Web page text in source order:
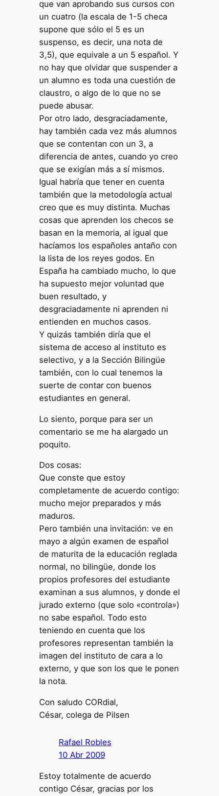
que van aprobando sus cursos con
un cuatro (la escala de 1-5 checa
supone que sólo el 5 es un
suspenso, es decir, una nota de
3,5), que equivale a un 5 español. Y
no hay que olvidar que suspender a
un alumno es toda una cuestión de
claustro, o algo de lo que no se
puede abusar.
Por otro lado, desgraciadamente,
hay también cada vez más alumnos
que se contentan con un 3, a
diferencia de antes, cuando yo creo
que se exigían más a sí mismos.
Igual habría que tener en cuenta
también que la metodología actual
creo que es muy distinta. Muchas
cosas que aprenden los checos se
basan en la memoria, al igual que
hacíamos los españoles antaño con
la lista de los reyes godos. En
España ha cambiado mucho, lo que
ha supuesto mejor voluntad que
buen resultado, y
desgraciadamente ni aprenden ni
entienden en muchos casos.
Y quizás también diría que el
sistema de acceso al instituto es
selectivo, y a la Sección Bilingüe
también, con lo cual tenemos la
suerte de contar con buenos
estudiantes en general.
Lo siento, porque para ser un
comentario se me ha alargado un
poquito.
Dos cosas:
Que conste que estoy
completamente de acuerdo contigo:
mucho mejor preparados y más
maduros.
Pero también una invitación: ve en
mayo a algún examen de español
de maturita de la educación reglada
normal, no bilingüe, donde los
propios profesores del estudiante
examinan a sus alumnos, y donde el
jurado externo (que solo «controla»)
no sabe español. Todo esto
teniendo en cuenta que los
profesores representan también la
imagen del instituto de cara a lo
externo, y que son los que le ponen
la nota.
Con saludo CORdial,
César, colega de Pilsen
Rafael Robles
10 Abr 2009
Estoy totalmente de acuerdo
contigo César, gracias por los